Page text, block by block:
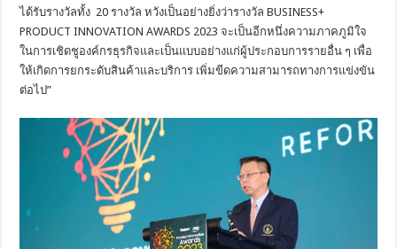
ได้รับรางวัลทั้ง 20 รางวัล หวังเป็นอย่างยิ่งว่ารางวัล BUSINESS+
PRODUCT INNOVATION AWARDS 2023 จะเป็นอีกหนึ่งความภาคภูมิใจ
ในการเชิดชูองค์กรธุรกิจและเป็นแบบอย่างแก่ผู้ประกอบการรายอื่น ๆ เพื่อ
ให้เกิดการยกระดับสินค้าและบริการ เพิ่มขีดความสามารถทางการแข่งขัน
ต่อไป”